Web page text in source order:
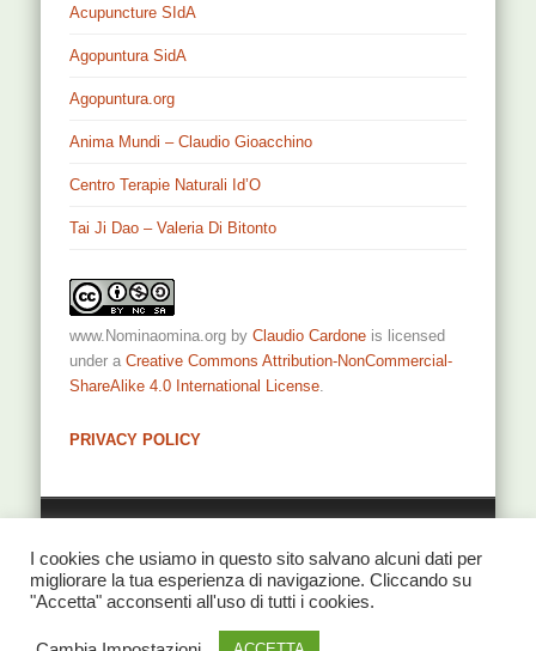
Acupuncture SIdA
Agopuntura SidA
Agopuntura.org
Anima Mundi – Claudio Gioacchino
Centro Terapie Naturali Id’O
Tai Ji Dao – Valeria Di Bitonto
www.Nominaomina.org byClaudio Cardone is licensed
under aCreative Commons Attribution-NonCommercial-
ShareAlike 4.0 International License.
PRIVACY POLICY
I cookies che usiamo in questo sito salvano alcuni dati per
migliorare la tua esperienza di navigazione. Cliccando su
"Accetta" acconsenti all'uso di tutti i cookies.